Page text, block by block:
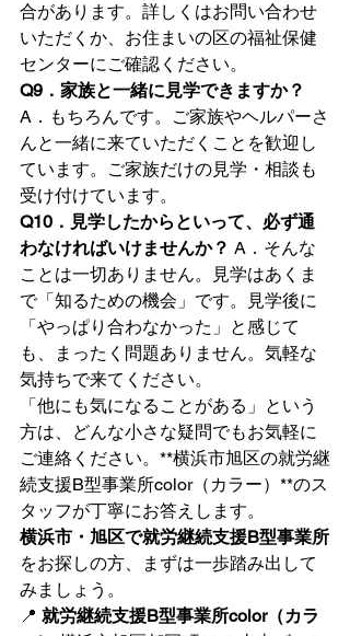
合があります。詳しくはお問い合わせ
いただくか、お住まいの区の福祉保健
センターにご確認ください。
Q9．家族と一緒に見学できますか？
A．もちろんです。ご家族やヘルパーさ
んと一緒に来ていただくことを歓迎し
ています。ご家族だけの見学・相談も
受け付けています。
Q10．見学したからといって、必ず通
わなければいけませんか？ A．そんな
ことは一切ありません。見学はあくま
で「知るための機会」です。見学後に
「やっぱり合わなかった」と感じて
も、まったく問題ありません。気軽な
気持ちで来てください。
「他にも気になることがある」という
方は、どんな小さな疑問でもお気軽に
ご連絡ください。**横浜市旭区の就労継
続支援B型事業所color（カラー）**のス
タッフが丁寧にお答えします。
横浜市・旭区で就労継続支援B型事業所
をお探しの方、まずは一歩踏み出して
みましょう。
📍 就労継続支援B型事業所color（カラ